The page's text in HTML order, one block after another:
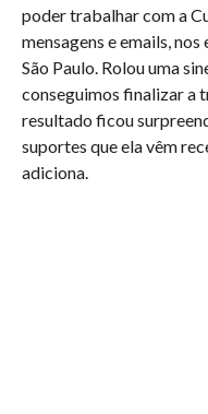
poder trabalhar com a
mensagens e emails,
São Paulo. Rolou uma
conseguimos finalizar a
resultado ficou
suportes que ela vêm
adiciona.